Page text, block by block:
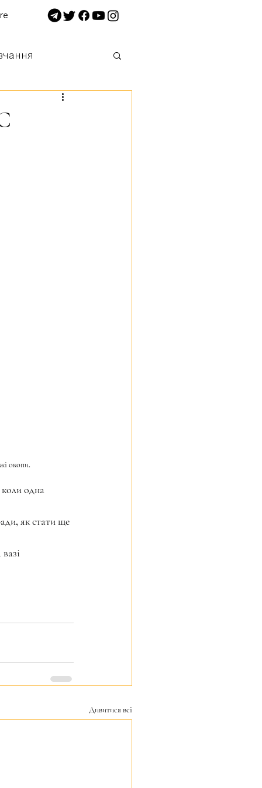
окопи.
коли одна
як стати ще
Дивитися всі